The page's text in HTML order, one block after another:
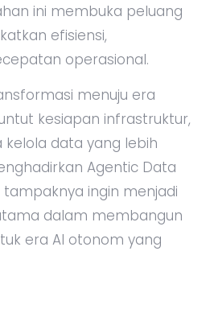
ini membuka peluang
efisiensi,
operasional.
menuju era
kesiapan infrastruktur,
data yang lebih
Agentic Data
tampaknya ingin menjadi
dalam membangun
era AI otonom yang